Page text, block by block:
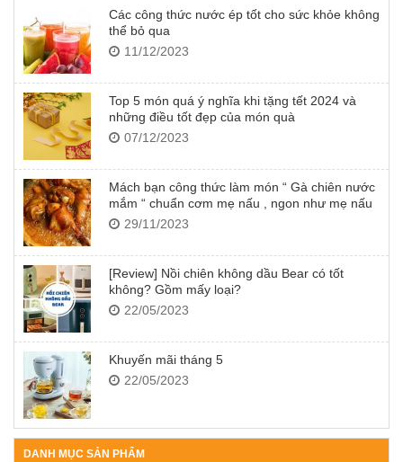
Các công thức nước ép tốt cho sức khỏe không
thể bỏ qua
11/12/2023
Top 5 món quá ý nghĩa khi tặng tết 2024 và
những điều tốt đẹp của món quà
07/12/2023
Mách bạn công thức làm món “ Gà chiên nước
mắm “ chuẩn cơm mẹ nấu , ngon như mẹ nấu
29/11/2023
[Review] Nồi chiên không dầu Bear có tốt
không? Gồm mấy loại?
22/05/2023
Khuyến mãi tháng 5
22/05/2023
DANH MỤC SẢN PHẨM